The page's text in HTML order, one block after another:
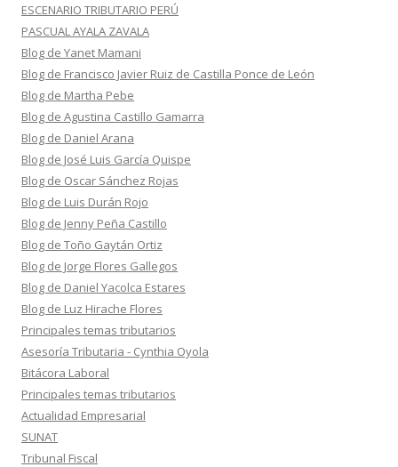
ESCENARIO TRIBUTARIO PERÚ
PASCUAL AYALA ZAVALA
Blog de Yanet Mamani
Blog de Francisco Javier Ruiz de Castilla Ponce de León
Blog de Martha Pebe
Blog de Agustina Castillo Gamarra
Blog de Daniel Arana
Blog de José Luis García Quispe
Blog de Oscar Sánchez Rojas
Blog de Luis Durán Rojo
Blog de Jenny Peña Castillo
Blog de Toño Gaytán Ortiz
Blog de Jorge Flores Gallegos
Blog de Daniel Yacolca Estares
Blog de Luz Hirache Flores
Principales temas tributarios
Asesoría Tributaria - Cynthia Oyola
Bitácora Laboral
Principales temas tributarios
Actualidad Empresarial
SUNAT
Tribunal Fiscal